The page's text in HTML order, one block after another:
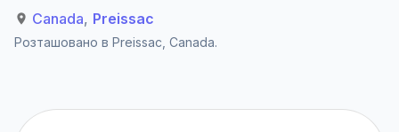
Canada, Preissac
Розташовано в Preissac Canada.